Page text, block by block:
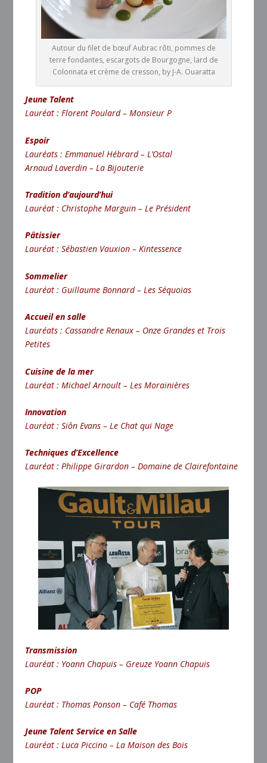
Autour du filet de bœuf Aubrac rôti, pommes de
terre fondantes, escargots de Bourgogne, lard de
Colonnata et crème de cresson, by J-A. Ouaratta
Jeune Talent
Lauréat : Florent Poulard – Monsieur P
Espoir
Lauréats : Emmanuel Hébrard – L’Ostal
Arnaud Laverdin – La Bijouterie
Tradition d’aujourd’hui
Lauréat : Christophe Marguin – Le Président
Pâtissier
Lauréat : Sébastien Vauxion – Kintessence
Sommelier
Lauréat : Guillaume Bonnard – Les Séquoias
Accueil en salle
Lauréats : Cassandre Renaux – Onze Grandes et Trois
Petites
Cuisine de la mer
Lauréat : Michael Arnoult – Les Morainières
Innovation
Lauréat : Siôn Evans – Le Chat qui Nage
Techniques d’Excellence
Lauréat : Philippe Girardon – Domaine de Clairefontaine
Transmission
Lauréat : Yoann Chapuis – Greuze Yoann Chapuis
POP
Lauréat : Thomas Ponson – Café Thomas
Jeune Talent Service en Salle
Lauréat : Luca Piccino – La Maison des Bois